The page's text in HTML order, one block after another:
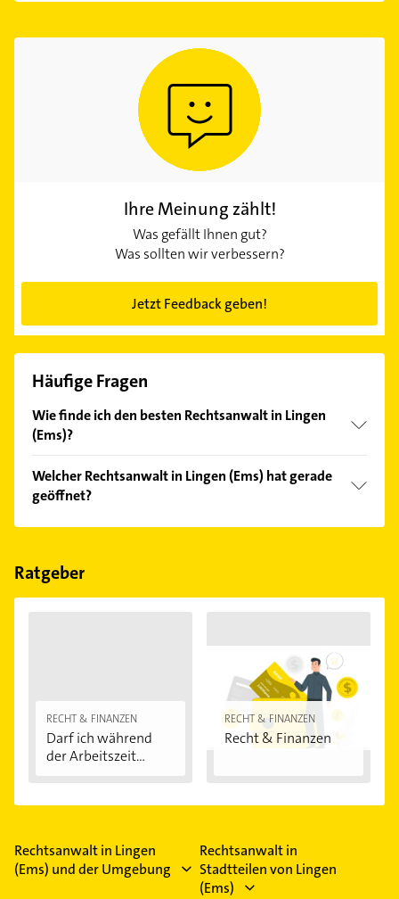
Ihre Meinung zählt!
Was gefällt Ihnen gut?
Was sollten wir verbessern?
Jetzt Feedback geben!
Häufige Fragen
Wie finde ich den besten Rechtsanwalt in Lingen
(Ems)?
Vergleichen Sie alle Anbieter anhand echter
Kundenmeinungen und profitieren Sie von den
Empfehlungen. Die Suchergebnisse können Sie sich
einfach nachBewertungensortiert anzeigen lassen.
Welcher Rechtsanwalt in Lingen (Ems) hat gerade
geöffnet?
Im Anbieter-Bereich finden Sie alleÖffnungszeiten.
Feiertagen abweichen können.
Ratgeber
RECHT & FINANZEN
Darf ich während
der Arbeitszeit...
RECHT & FINANZEN
Recht & Finanzen
Rechtsanwalt in Lingen
(Ems) und der Umgebung
Rechtsanwalt in
Stadtteilen von Lingen
(Ems)